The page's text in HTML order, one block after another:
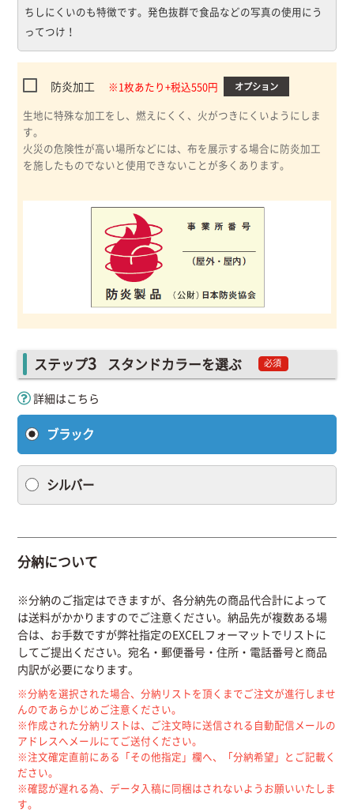
ちしにくいのも特徴です。発色抜群で食品などの写真の使用にう
ってつけ！
防炎加工 ※1枚あたり+税込550円 オプション
生地に特殊な加工をし、燃えにくく、火がつきにくいようにしま
す。
火災の危険性が高い場所などには、布を展示する場合に防炎加工
を施したものでないと使用できないことが多くあります。
ステップ3 スタンドカラーを選ぶ 必須
詳細はこちら
ブラック
シルバー
分納について
※分納のご指定はできますが、各分納先の商品代合計によって
は送料がかかりますのでご注意ください。納品先が複数ある場
合は、お手数ですが弊社指定のEXCELフォーマットでリストに
してご提出ください。宛名・郵便番号・住所・電話番号と商品
内訳が必要になります。
※分納を選択された場合、分納リストを頂くまでご注文が進行しませ
んのであらかじめご注意ください。
※作成された分納リストは、ご注文時に送信される自動配信メールの
アドレスへメールにてご送付ください。
※注文確定直前にある「その他指定」欄へ、「分納希望」とご記載く
ださい。
※確認が遅れる為、データ入稿に同梱はされないようお願いいたしま
す。